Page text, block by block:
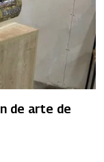
de arte de